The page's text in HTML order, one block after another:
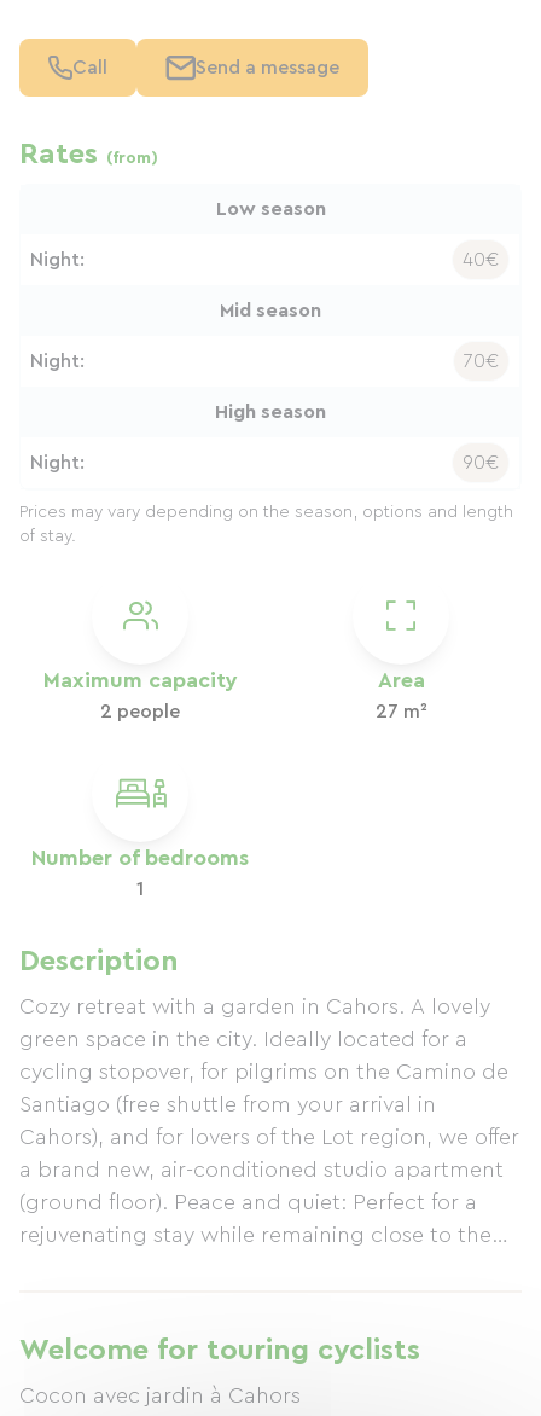
Maximum capacity
2 people
Area
27 m²
Number of bedrooms
1
Description
Cozy retreat with a garden in Cahors. A lovely
green space in the city. Ideally located for a
cycling stopover, for pilgrims on the Camino de
Santiago (free shuttle from your arrival in
Cahors), and for lovers of the Lot region, we offer
a brand new, air-conditioned studio apartment
(ground floor). Peace and quiet: Perfect for a
rejuvenating stay while remaining close to the
bathroom, walk-in shower, 160x200cm bed,
television, reversible air conditioning, and
kitchen. Optional Table d'Hôtes: Don't want to
Welcome for touring cyclists
Cocon avec jardin à Cahors
Call Send a message
Rates (from)
Low season
Night: 40€
Mid season
Night: 70€
High season
Night: 90€
Prices may vary depending on the season, options and length
of stay.